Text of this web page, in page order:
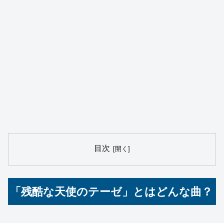
目次
「残酷な天使のテーゼ」とはどんな曲？